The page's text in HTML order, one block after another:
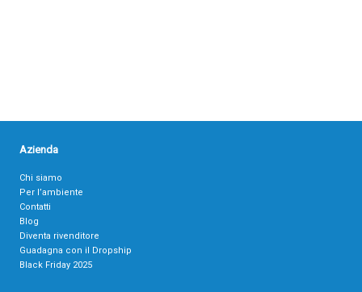
Azienda
Chi siamo
Per l’ambiente
Contatti
Blog
Diventa rivenditore
Guadagna con il Dropship
Black Friday 2025